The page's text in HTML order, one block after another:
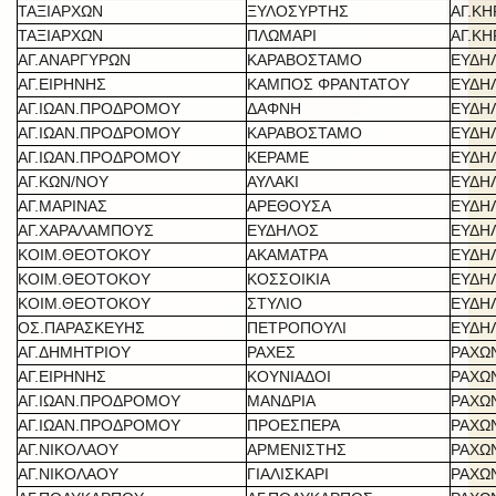
ΤΑΞΙΑΡΧΩΝ
ΞΥΛΟΣΥΡΤΗΣ
ΤΑΞΙΑΡΧΩΝ
ΠΛΩΜΑΡΙ
ΑΓ.ΑΝΑΡΓΥΡΩΝ
ΚΑΡΑΒΟΣΤΑΜΟ
ΑΓ.ΕΙΡΗΝΗΣ
ΚΑΜΠΟΣ ΦΡΑΝΤΑΤΟΥ
ΑΓ.ΙΩΑΝ.ΠΡΟΔΡΟΜΟΥ
ΔΑΦΝΗ
ΑΓ.ΙΩΑΝ.ΠΡΟΔΡΟΜΟΥ
ΚΑΡΑΒΟΣΤΑΜΟ
ΑΓ.ΙΩΑΝ.ΠΡΟΔΡΟΜΟΥ
ΚΕΡΑΜΕ
ΑΓ.ΚΩΝ/ΝΟΥ
ΑΥΛΑΚΙ
ΑΓ.ΜΑΡΙΝΑΣ
ΑΡΕΘΟΥΣΑ
ΑΓ.ΧΑΡΑΛΑΜΠΟΥΣ
ΕΥΔΗΛΟΣ
ΚΟΙΜ.ΘΕΟΤΟΚΟΥ
ΑΚΑΜΑΤΡΑ
ΚΟΙΜ.ΘΕΟΤΟΚΟΥ
ΚΟΣΣΟΙΚΙΑ
ΚΟΙΜ.ΘΕΟΤΟΚΟΥ
ΣΤΥΛΙΟ
ΟΣ.ΠΑΡΑΣΚΕΥΗΣ
ΠΕΤΡΟΠΟΥΛΙ
ΑΓ.ΔΗΜΗΤΡΙΟΥ
ΡΑΧΕΣ
ΑΓ.ΕΙΡΗΝΗΣ
ΚΟΥΝΙΑΔΟΙ
ΑΓ.ΙΩΑΝ.ΠΡΟΔΡΟΜΟΥ
ΜΑΝΔΡΙΑ
ΑΓ.ΙΩΑΝ.ΠΡΟΔΡΟΜΟΥ
ΠΡΟΕΣΠΕΡΑ
ΑΓ.ΝΙΚΟΛΑΟΥ
ΑΡΜΕΝΙΣΤΗΣ
ΑΓ.ΝΙΚΟΛΑΟΥ
ΓΙΑΛΙΣΚΑΡΙ